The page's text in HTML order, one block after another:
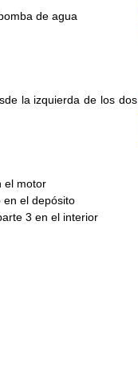
de agua
la izquierda de los dos
el motor
en el depósito
3 en el interior